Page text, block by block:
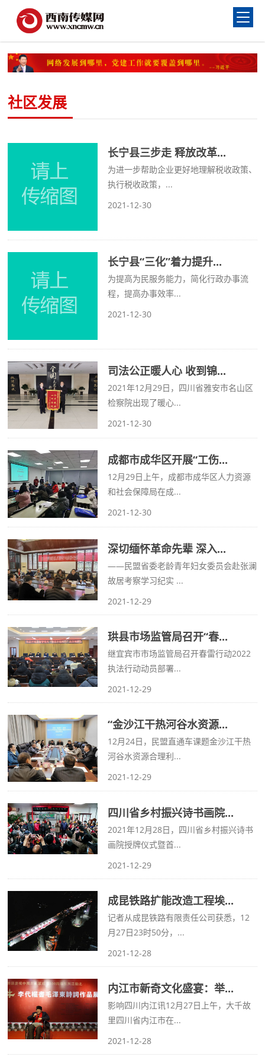
社区发展
长宁县三步走 释放改革...
为进一步帮助企业更好地理解税收政策、
执行税收政策，...
2021-12-30
长宁县“三化”着力提升...
为提高为民服务能力，简化行政办事流
程，提高办事效率...
2021-12-30
司法公正暖人心 收到锦...
2021年12月29日，四川省雅安市名山区
检察院出现了暖心...
2021-12-30
成都市成华区开展“工伤...
12月29日上午，成都市成华区人力资源
和社会保障局在成...
2021-12-30
深切缅怀革命先辈 深入...
——民盟省委老龄青年妇女委员会赴张澜
故居考察学习纪实 ...
2021-12-29
珙县市场监管局召开“春...
继宜宾市市场监管局召开春雷行动2022
执法行动动员部署...
2021-12-29
“金沙江干热河谷水资源...
12月24日，民盟直通车课题金沙江干热
河谷水资源合理利...
2021-12-29
四川省乡村振兴诗书画院...
2021年12月28日，四川省乡村振兴诗书
画院授牌仪式暨首...
2021-12-29
成昆铁路扩能改造工程埃...
记者从成昆铁路有限责任公司获悉，12
月27日23时50分，...
2021-12-28
内江市新奇文化盛宴：举...
影响四川内江讯12月27日上午，大千故
里四川省内江市在...
2021-12-28